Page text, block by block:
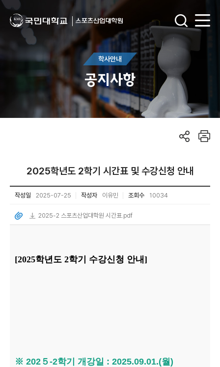
학사안내
공지사항
2025학년도 2학기 시간표 및 수강신청 안내
작성일 2025-07-25 작성자 이유민 조회수 10034
2025-2 스포츠산업대학원 시간표.pdf
[2025학년도 2학기 수강신청 안내]
※ 202５-2학기 개강일 : 2025.09.01.(월)